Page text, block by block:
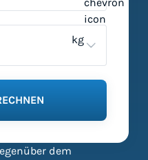
kg
dem